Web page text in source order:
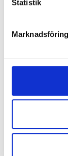
Statistik
Marknadsföring
& Samuel Parent